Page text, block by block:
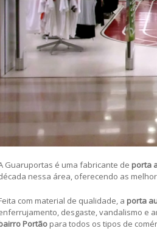
Guaruportas é uma fabricante de porta
nessa área, oferecendo as
com material de qualidade, a porta
desgaste, vandalismo e
Portão para todos os tipos de